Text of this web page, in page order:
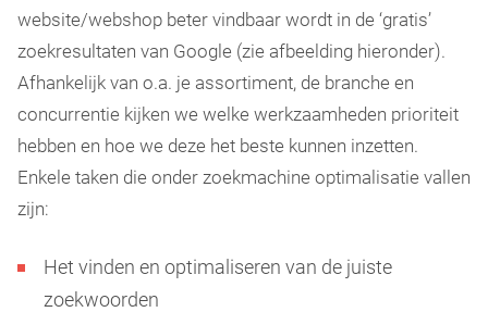
website/webshop beter vindbaar wordt in de ‘gratis’
zoekresultaten van Google (zie afbeelding hieronder).
Afhankelijk van o.a. je assortiment, de branche en
concurrentie kijken we welke werkzaamheden prioriteit
hebben en hoe we deze het beste kunnen inzetten.
Enkele taken die onder zoekmachine optimalisatie vallen
zijn:
Het vinden en optimaliseren van de juiste
zoekwoorden